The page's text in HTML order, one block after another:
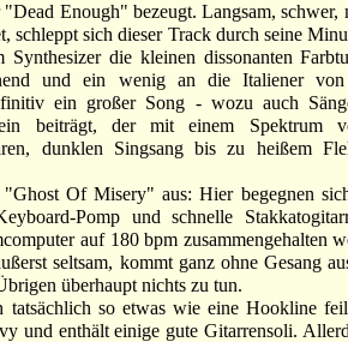
"Dead Enough" bezeugt. Langsam, schwer,
schleppt sich dieser Track durch seine
Synthesizer die kleinen dissonanten
und ein wenig an die Italiener
ein großer Song - wozu auch
beiträgt, der mit einem Spektrum
dunklen Singsang bis zu heißem
Of Misery" aus: Hier begegnen
Pomp und schnelle
auf 180 bpm zusammengehalten
seltsam, kommt ganz ohne Gesang
überhaupt nichts zu tun.
tatsächlich so etwas wie eine Hookline
und enthält einige gute Gitarrensoli.